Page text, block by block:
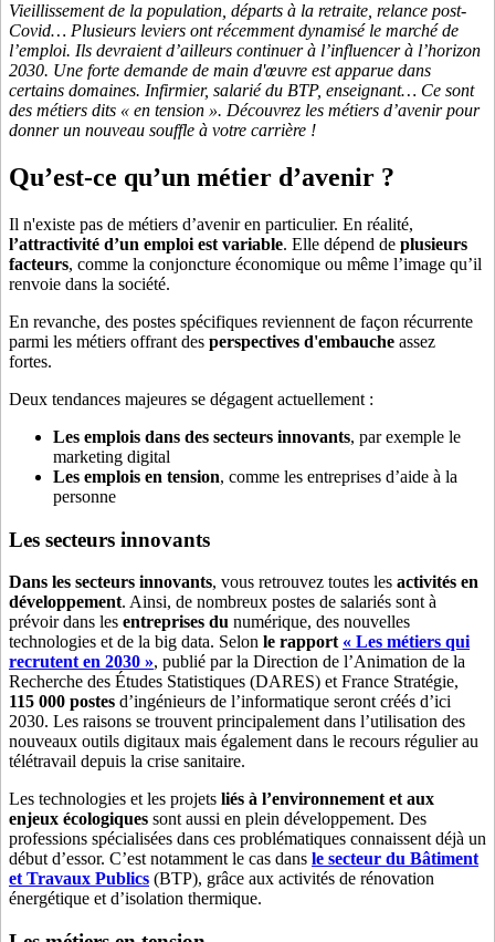
Vieillissement de la population, départs à la retraite, relance post-
Covid… Plusieurs leviers ont récemment dynamisé le marché de
l’emploi. Ils devraient d’ailleurs continuer à l’influencer à l’horizon
2030. Une forte demande de main d'œuvre est apparue dans
certains domaines. Infirmier, salarié du BTP, enseignant… Ce sont
des métiers dits « en tension ». Découvrez les métiers d’avenir pour
donner un nouveau souffle à votre carrière !
Qu’est-ce qu’un métier d’avenir ?
Il n'existe pas de métiers d’avenir en particulier. En réalité,
l’attractivité d’un emploi est variable. Elle dépend de plusieurs
facteurs, comme la conjoncture économique ou même l’image qu’il
renvoie dans la société.
En revanche, des postes spécifiques reviennent de façon récurrente
parmi les métiers offrant des perspectives d'embauche assez
fortes.
Deux tendances majeures se dégagent actuellement :
Les emplois dans des secteurs innovants, par exemple le
marketing digital
Les emplois en tension, comme les entreprises d’aide à la
personne
Les secteurs innovants
Dans les secteurs innovants, vous retrouvez toutes les activités en
développement. Ainsi, de nombreux postes de salariés sont à
prévoir dans les entreprises du numérique, des nouvelles
technologies et de la big data. Selon le rapport « Les métiers qui
recrutent en 2030 », publié par la Direction de l’Animation de la
Recherche des Études Statistiques (DARES) et France Stratégie,
115 000 postes d’ingénieurs de l’informatique seront créés d’ici
2030. Les raisons se trouvent principalement dans l’utilisation des
nouveaux outils digitaux mais également dans le recours régulier au
télétravail depuis la crise sanitaire.
Les technologies et les projets liés à l’environnement et aux
enjeux écologiques sont aussi en plein développement. Des
professions spécialisées dans ces problématiques connaissent déjà un
début d’essor. C’est notamment le cas dans le secteur du Bâtiment
et Travaux Publics (BTP), grâce aux activités de rénovation
énergétique et d’isolation thermique.